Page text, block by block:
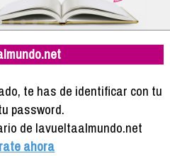
te has de identificar con tu
password.
de lavueltaalmundo.net
ahora